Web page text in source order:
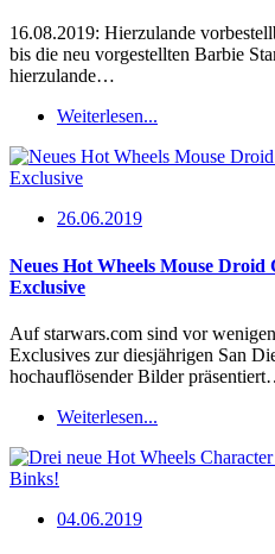
16.08.2019: Hierzulande
bis die neu vorgestellten Barbie
hierzulande…
Weiterlesen...
26.06.2019
Neues Hot Wheels Mouse
Exclusive
Auf starwars.com sind vor
Exclusives zur diesjährigen San
hochauflösender Bilder
Weiterlesen...
04.06.2019